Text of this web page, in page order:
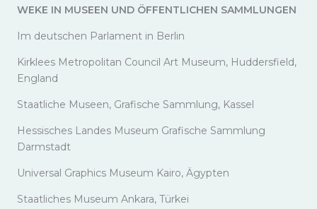
WEKE IN MUSEEN UND ÖFFENTLICHEN SAMMLUNGEN
Im deutschen Parlament in Berlin
Kirklees Metropolitan Council Art Museum, Huddersfield,
England
Staatliche Museen, Grafische Sammlung, Kassel
Hessisches Landes Museum Grafische Sammlung
Darmstadt
Universal Graphics Museum Kairo, Ägypten
Staatliches Museum Ankara, Türkei